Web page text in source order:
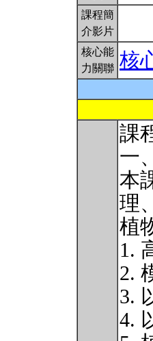
課程簡
介影片
核心能
力關聯 核
課
一
本
理
植
1.
2.
3.
4.